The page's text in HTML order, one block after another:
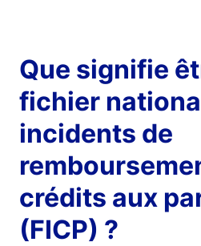
Que signifie
fichier
incidents de
crédits aux
(FICP) ?